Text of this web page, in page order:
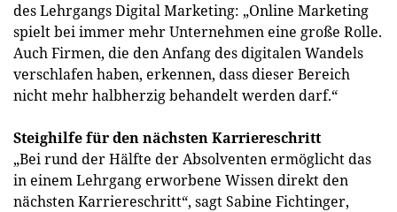
des Lehrgangs Digital Marketing: „Online Marketing
spielt bei immer mehr Unternehmen eine große Rolle.
Auch Firmen, die den Anfang des digitalen Wandels
verschlafen haben, erkennen, dass dieser Bereich
nicht mehr halbherzig behandelt werden darf.“
Steighilfe für den nächsten Karriereschritt
„Bei rund der Hälfte der Absolventen ermöglicht das
in einem Lehrgang erworbene Wissen direkt den
nächsten Karriereschritt“, sagt Sabine Fichtinger,